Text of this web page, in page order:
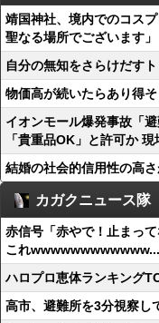
靖国神社、境内でのコス
聖なる場所でございます」
自分の無知をさらけだす
物価高が続いたらあり得
イオンモール爆発事故「
「貴重品OK」と許可か 現
結婚の社会的信用性の高さ
カガクニュース隊
赤信号「赤やで！止まっ
これwwwwwwwwwwww...
ハロプロ恵体ランキング
高市、避難所を3分視察し